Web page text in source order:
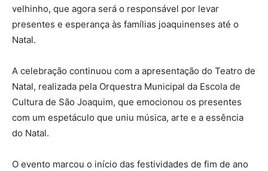
velhinho, que agora será o responsável por levar
presentes e esperança às famílias joaquinenses até o
Natal.
A celebração continuou com a apresentação do Teatro de
Natal, realizada pela Orquestra Municipal da Escola de
Cultura de São Joaquim, que emocionou os presentes
com um espetáculo que uniu música, arte e a essência
do Natal.
O evento marcou o início das festividades de fim de ano